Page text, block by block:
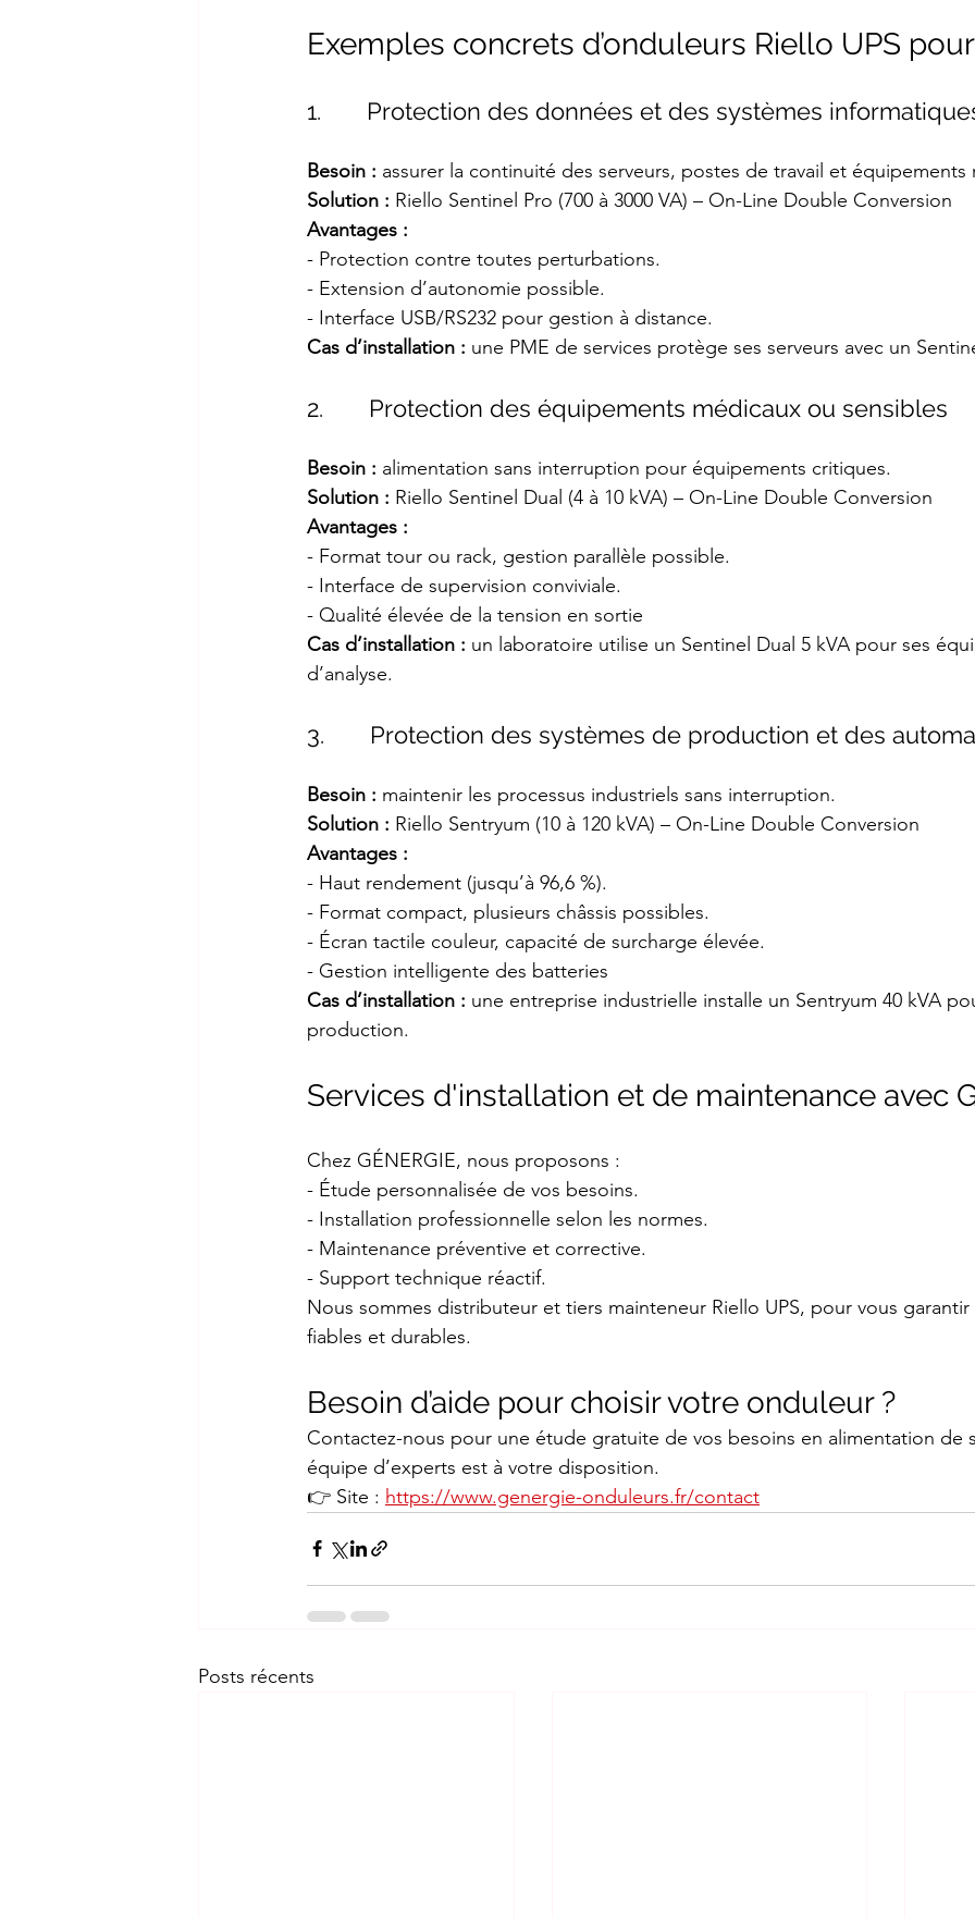
Exemples concrets d’onduleurs Riello UPS
1.       Protection des données et des systèmes
Besoin : assurer la continuité des serveurs, postes de travail et équipements
Solution : Riello Sentinel Pro (700 à 3000 VA) – On-Line Double Conversion
Avantages :
- Protection contre toutes perturbations.
- Extension d’autonomie possible.
- Interface USB/RS232 pour gestion à distance.
Cas d’installation : une PME de services protège ses serveurs avec un
2.       Protection des équipements médicaux ou sensibles
Besoin : alimentation sans interruption pour équipements critiques.
Solution : Riello Sentinel Dual (4 à 10 kVA) – On-Line Double Conversion
Avantages :
- Format tour ou rack, gestion parallèle possible.
- Interface de supervision conviviale.
- Qualité élevée de la tension en sortie
Cas d’installation : un laboratoire utilise un Sentinel Dual 5 kVA pour ses
d’analyse.
3.       Protection des systèmes de production et des
Besoin : maintenir les processus industriels sans interruption.
Solution : Riello Sentryum (10 à 120 kVA) – On-Line Double Conversion
Avantages :
- Haut rendement (jusqu’à 96,6 %).
- Format compact, plusieurs châssis possibles.
- Écran tactile couleur, capacité de surcharge élevée.
- Gestion intelligente des batteries
Cas d’installation : une entreprise industrielle installe un Sentryum 40 kVA
production.
Services d'installation et de maintenance avec
Chez GÉNERGIE, nous proposons :
- Étude personnalisée de vos besoins.
- Installation professionnelle selon les normes.
- Maintenance préventive et corrective.
- Support technique réactif.
Nous sommes distributeur et tiers mainteneur Riello UPS, pour vous
fiables et durables.
Besoin d’aide pour choisir votre onduleur ?
Contactez-nous pour une étude gratuite de vos besoins en alimentation de
équipe d’experts est à votre disposition.
👉 Site : https://www.genergie-onduleurs.fr/contact
Posts récents